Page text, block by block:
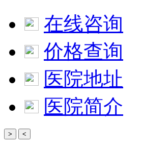
在线咨询
价格查询
医院地址
医院简介
> <